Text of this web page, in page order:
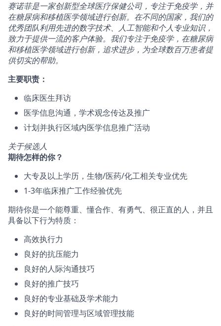
赛诺菲是一家创新型全球医疗保健公司，专注于免疫学，并
在糖尿病和移植医学领域进行创新。在不同的国家，我们的
优秀团队利用先进的数字技术、人工智能和个人专业知识，
致力于提供一流的客户体验。我们专注于免疫学，在糖尿病
和移植医学领域进行创新，追求进步，为全球数百万患者提
供切实的帮助。
主要职责：
临床医生拜访
医学信息沟通，学术观念传达及推广
计划并执行区域内医学信息推广活动
关于候选人
期待怎样的你？
大专及以上学历，生物/医药/化工相关专业优先
1-3年临床推广工作经验优先
期待你是一个能尊重、懂合作、有勇气、很正直的人，并且
具备以下行为特质：
高效执行力
良好的抗压能力
良好的人际沟通技巧
良好的推广技巧
良好的专业基础及学术能力
良好的时间管理与区域管理技能